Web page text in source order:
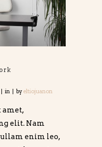
in by eltiojuanon
amet,
elit. Nam
enim leo,